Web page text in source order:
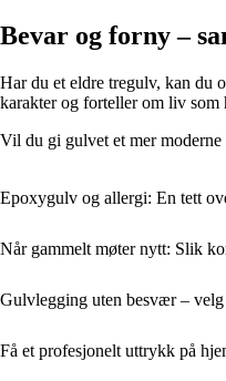
Bevar og forny –
Har du et eldre tregulv, kan du
karakter og forteller om liv
Vil du gi gulvet et mer
Epoxygulv og allergi: En tett
Når gammelt møter nytt: Slik
Gulvlegging uten besvær – velg
Få et profesjonelt uttrykk på